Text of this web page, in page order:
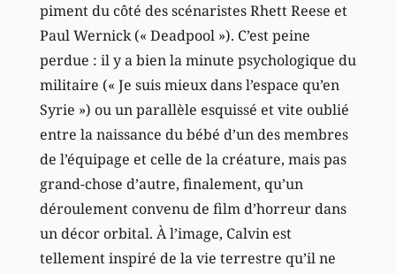
piment du côté des scénaristes Rhett Reese et
Paul Wernick (« Deadpool »). C’est peine
perdue : il y a bien la minute psychologique du
militaire (« Je suis mieux dans l’espace qu’en
Syrie ») ou un parallèle esquissé et vite oublié
entre la naissance du bébé d’un des membres
de l’équipage et celle de la créature, mais pas
grand-chose d’autre, finalement, qu’un
déroulement convenu de film d’horreur dans
un décor orbital. À l’image, Calvin est
tellement inspiré de la vie terrestre qu’il ne